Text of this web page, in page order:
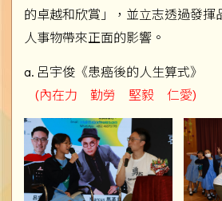
的卓越和欣賞」，並立志透過發揮
人事物帶來正面的影響。
a. 呂宇俊《患癌後的人生算式》
(內在力 勤勞 堅毅 仁愛)